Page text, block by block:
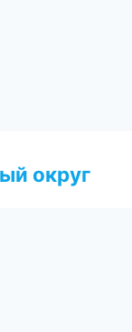
округ